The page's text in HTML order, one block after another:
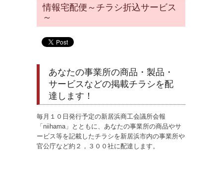
情報宅配便～チラシ折込サービス
～
あなたの事業所の商品・製品・
サービスなどの掲載チラシを配
達します！
毎月１０日発行予定の新居浜商工会議所会報
「niihama」とともに、あなたの事業所の商品やサ
ービス等を記載したチラシを新居浜市内の事業所や
官公庁など約２，３００社に配達します。